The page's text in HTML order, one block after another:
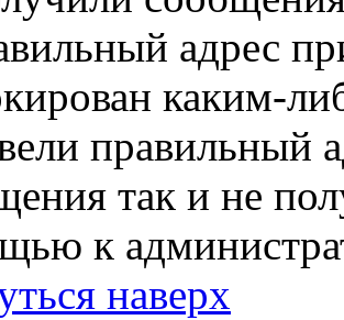
адрес
каким-
правильный
так и не
к
наверх